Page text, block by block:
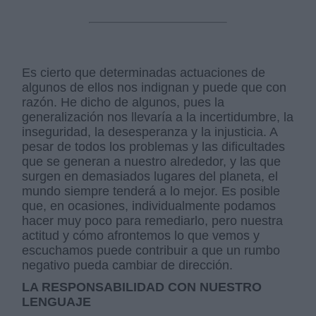
Es cierto que determinadas actuaciones de
algunos de ellos nos indignan y puede que con
razón. He dicho de algunos, pues la
generalización nos llevaría a la incertidumbre, la
inseguridad, la desesperanza y la injusticia. A
pesar de todos los problemas y las dificultades
que se generan a nuestro alrededor, y las que
surgen en demasiados lugares del planeta, el
mundo siempre tenderá a lo mejor. Es posible
que, en ocasiones, individualmente podamos
hacer muy poco para remediarlo, pero nuestra
actitud y cómo afrontemos lo que vemos y
escuchamos puede contribuir a que un rumbo
negativo pueda cambiar de dirección.
LA RESPONSABILIDAD CON NUESTRO
LENGUAJE